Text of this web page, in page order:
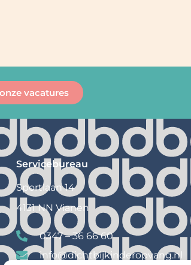
vacatures
Servicebureau
Sportlaan 14
4131 NN Vianen
0347 – 36 66 60
info@dichtbijkinderopvang.nl